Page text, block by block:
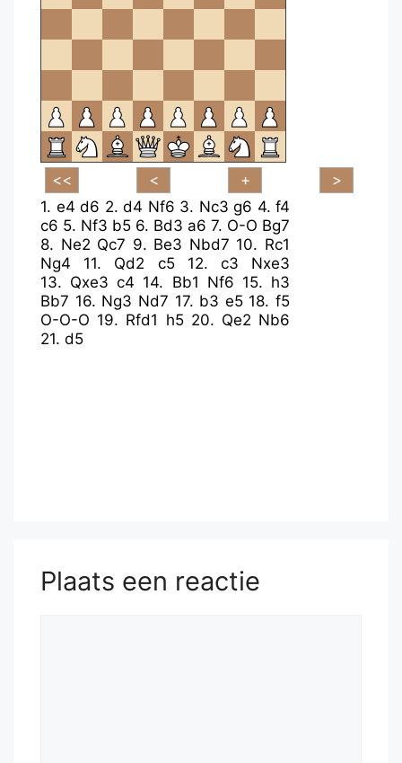
1. e4 d6 2. d4 Nf6 3. Nc3 g6 4. f4
c6 5. Nf3 b5 6. Bd3 a6 7. O-O Bg7
8. Ne2 Qc7 9. Be3 Nbd7 10. Rc1
Ng4
11. Qd2 c5 12. c3
Nxe3
13. Qxe3 c4 14. Bb1 Nf6 15. h3
Bb7 16. Ng3 Nd7 17. b3 e5 18. f5
O-O-O 19. Rfd1 h5 20. Qe2 Nb6
21. d5
Plaats een reactie